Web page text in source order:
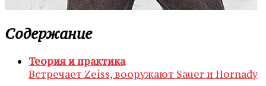
Содержание
Теория и практика
Встречает Zeiss, вооружают Sauer и Hornady